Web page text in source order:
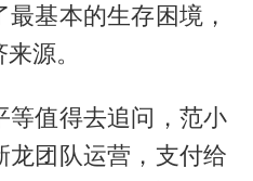
基本的生存困境，
源。
等值得去追问，范小
龙团队运营，支付给